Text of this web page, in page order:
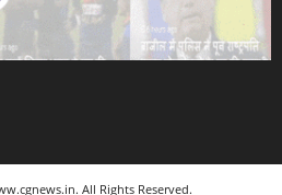
All Rights Reserved.